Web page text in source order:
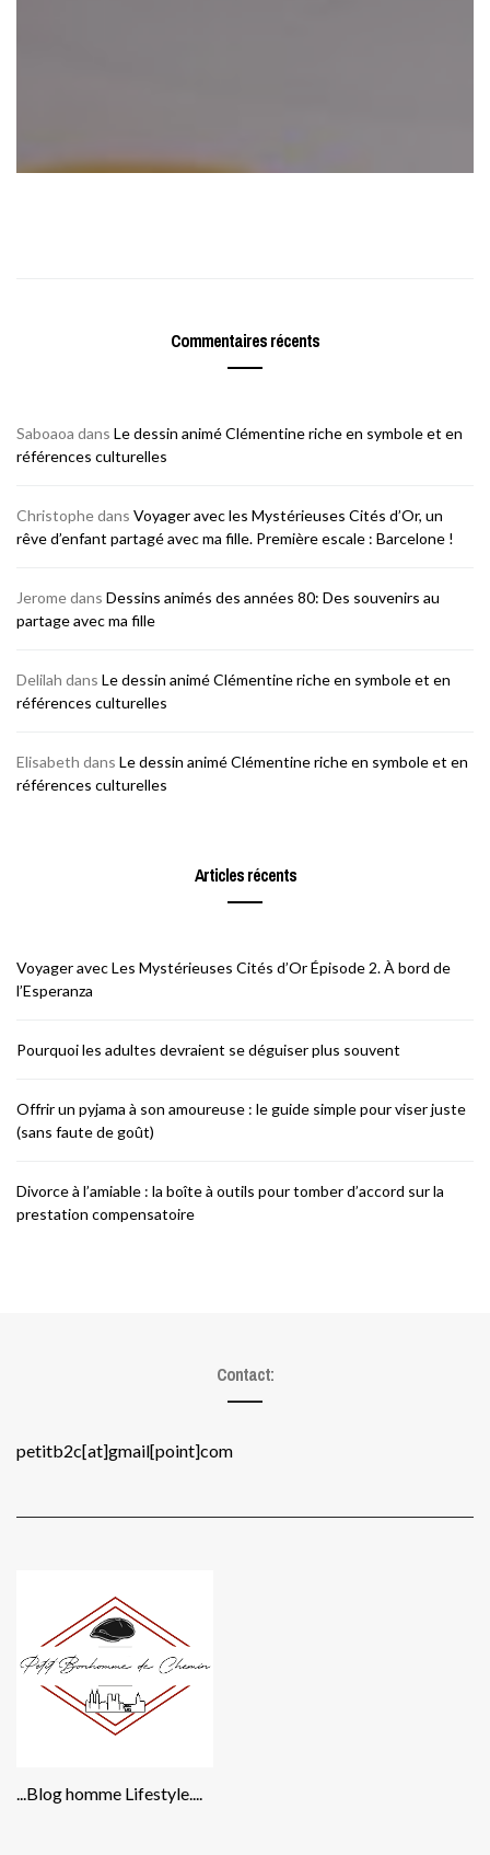
Commentaires récents
Saboaoa dans Le dessin animé Clémentine riche en symbole et en
références culturelles
Christophedans Voyager avec les Mystérieuses Cités d’Or, un
rêve d’enfant partagé avec ma fille. Première escale : Barcelone !
Jeromedans Dessins animés des années 80: Des souvenirs au
partage avec ma fille
Delilah dans Le dessin animé Clémentine riche en symbole et en
références culturelles
Elisabeth dans Le dessin animé Clémentine riche en symbole et en
références culturelles
Articles récents
Voyager avec Les Mystérieuses Cités d’Or Épisode 2. À bord de
l’Esperanza
Pourquoi les adultes devraient se déguiser plus souvent
Offrir un pyjama à son amoureuse : le guide simple pour viser juste
(sans faute de goût)
Divorce à l’amiable : la boîte à outils pour tomber d’accord sur la
prestation compensatoire
Contact:
petitb2c[at]gmail[point]com
...Blog homme Lifestyle....